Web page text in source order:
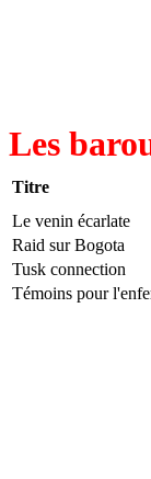
Les
Titre
Le venin écarlate
Raid sur Bogota
Tusk connection
Témoins pour